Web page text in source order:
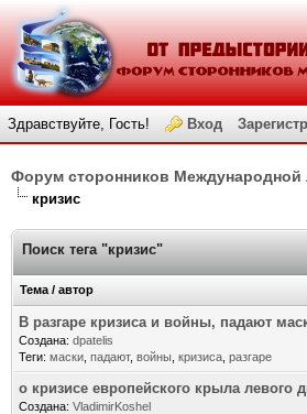
Здравствуйте, Гость! Вход
Форум сторонников Международной
кризис
Поиск тега "кризис"
Тема / автор
В разгаре кризиса и войны, падают
Создана: dpatelis
Теги: маски падают, войны кризиса разгаре
о кризисе европейского крыла левого
Создана: VladimirKoshel